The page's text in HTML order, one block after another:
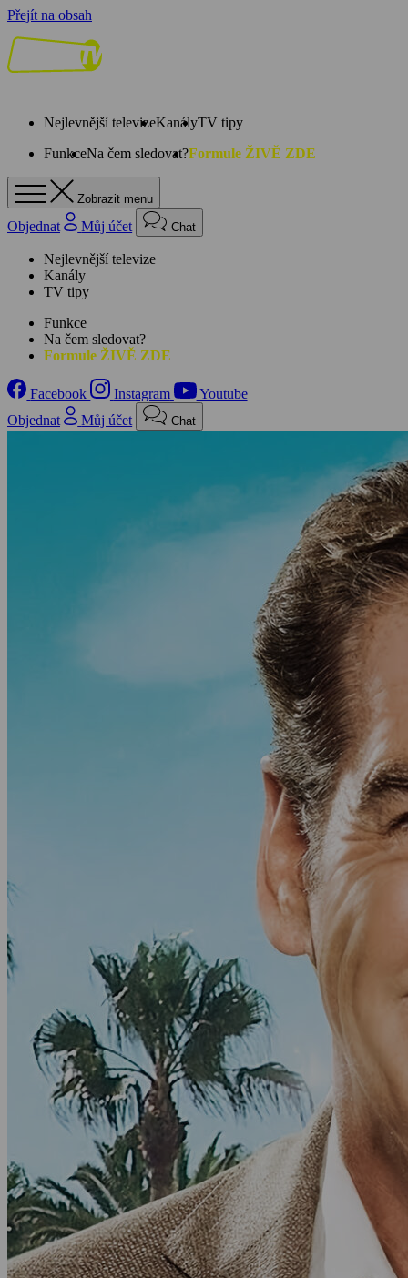
Přejít na obsah
Nejlevnější televizeKanályTV tipy
FunkceNa čem sledovat?Formule ŽIVĚ ZDE
Zobrazit menu
Objednat Můj účet Chat
Nejlevnější televize
Kanály
TV tipy
Funkce
Na čem sledovat?
Formule ŽIVĚ ZDE
Facebook Instagram
Youtube
Objednat
Můj účet Chat